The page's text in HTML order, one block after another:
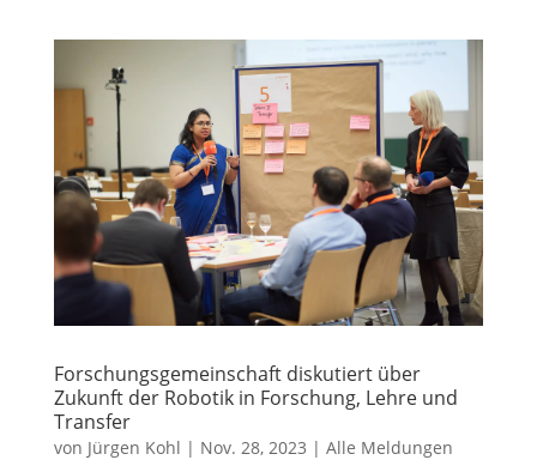
Forschungsgemeinschaft diskutiert über
Zukunft der Robotik in Forschung, Lehre und
Transfer
von Jürgen Kohl | Nov. 28, 2023 | Alle Meldungen